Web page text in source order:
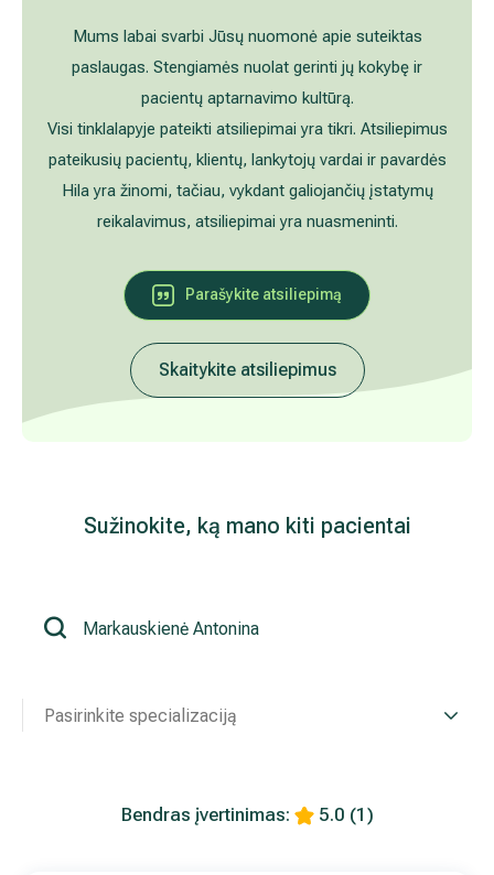
Mums labai svarbi Jūsų nuomonė apie suteiktas paslaugas.
Stengiamės nuolat gerinti jų kokybę ir pacientų aptarnavimo
kultūrą.
Visi tinklalapyje pateikti atsiliepimai yra tikri. Atsiliepimus
pateikusių pacientų, klientų, lankytojų vardai ir pavardės Hila
žinomi, tačiau, vykdant galiojančių įstatymų reikalavimus,
atsiliepimai yra nuasmeninti.
Parašykite atsiliepimą
Skaitykite atsiliepimus
Sužinokite, ką mano kiti pacientai
Pasirinkite specializaciją
Bendras įvertinimas: 5.0
Akušerija ginekologija
Urologija
Oftalmologija (akių gydymas)
Gastroenterologija (virškinimo ligos)
Abdominalinė (pilvo) ir bendroji chirurgija
Ausų, nosies, gerklės (LOR) ligų gydymas
Išsiplėtusių kojų venų gydymas
Hila gydytojai
Vidaus tvarkos taisyklės
Nemokamos patikrinimo programos
Tyrimai ir gydymo paskyrimas – 1 diena